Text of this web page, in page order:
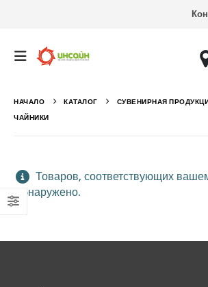
НАЧАЛО КАТАЛОГ СУВЕНИРНАЯ
ЧАЙНИКИ
Товаров, соответствующих
обнаружено.